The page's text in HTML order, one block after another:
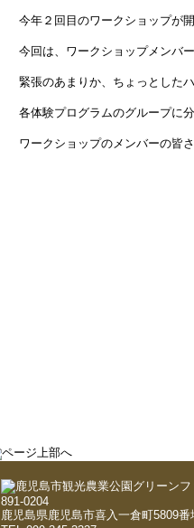
今年２回目のワークショップが
今回は、ワークショップメンバ
緊張のあまりか、ちょっとした
各体験プログラムのグループに
ワークショップのメンバーの皆
891-0204
鹿児島県鹿児島市喜入一倉町5809番